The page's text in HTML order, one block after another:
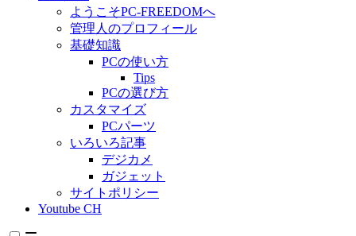
ようこそPC-FREEDOMへ
管理人のプロフィール
基礎知識
PCの使い方
Tips
PCの選び方
カスタマイズ
PCパーツ
いろいろ記事
デジカメ
ガジェット
サイトポリシー
Youtube CH